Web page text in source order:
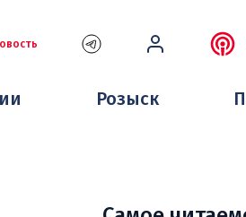
Розыск